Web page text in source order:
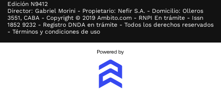
Edición N9412
Director: Gabriel Morini - Propietario: Nefir S.A. - Domicilio: Olleros
3551, CABA - Copyright © 2019 Ambito.com - RNPI En trámite - Issn
1852 9232 - Registro DNDA en trámite - Todos los derechos reservados
- Términos y condiciones de uso